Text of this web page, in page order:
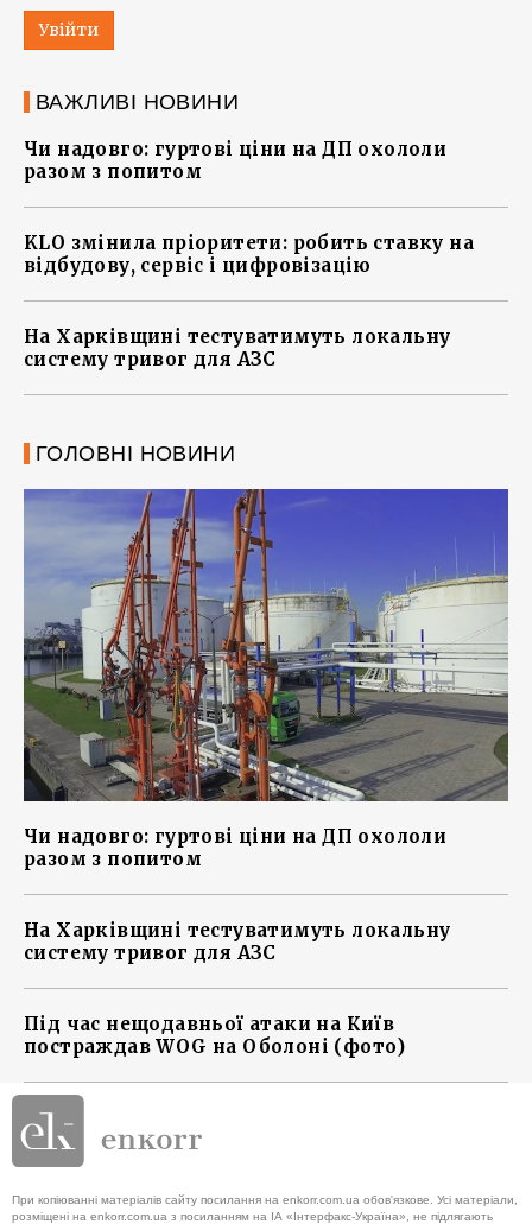
Увійти
ВАЖЛИВІ НОВИНИ
Чи надовго: гуртові ціни на ДП охололи
разом з попитом
KLO змінила пріоритети: робить ставку на
відбудову, сервіс і цифровізацію
На Харківщині тестуватимуть локальну
систему тривог для АЗС
ГОЛОВНІ НОВИНИ
Чи надовго: гуртові ціни на ДП охололи
разом з попитом
На Харківщині тестуватимуть локальну
систему тривог для АЗС
Під час нещодавньої атаки на Київ
постраждав WOG на Оболоні (фото)
При копіюванні матеріалів сайту посилання на enkorr.com.ua обов'язкове. Усі матеріали,
розміщені на enkorr.com.ua з посиланням на ІА «Інтерфакс-Україна», не підлягають